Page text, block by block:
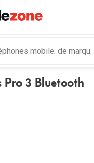
Pro 3 Bluetooth